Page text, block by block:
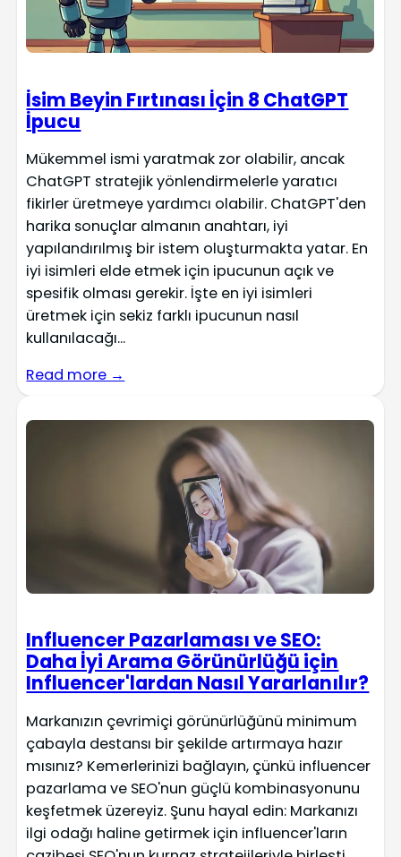
İsim Beyin Fırtınası İçin 8 ChatGPT
İpucu
Mükemmel ismi yaratmak zor olabilir, ancak
ChatGPT stratejik yönlendirmelerle yaratıcı
fikirler üretmeye yardımcı olabilir. ChatGPT'den
harika sonuçlar almanın anahtarı, iyi
yapılandırılmış bir istem oluşturmakta yatar. En
iyi isimleri elde etmek için ipucunun açık ve
spesifik olması gerekir. İşte en iyi isimleri
üretmek için sekiz farklı ipucunun nasıl
kullanılacağı...
Read more →
Influencer Pazarlaması ve SEO:
Daha İyi Arama Görünürlüğü için
Influencer'lardan Nasıl Yararlanılır?
Markanızın çevrimiçi görünürlüğünü minimum
çabayla destansı bir şekilde artırmaya hazır
mısınız? Kemerlerinizi bağlayın, çünkü influencer
pazarlama ve SEO'nun güçlü kombinasyonunu
keşfetmek üzereyiz. Şunu hayal edin: Markanızı
ilgi odağı haline getirmek için influencer'ların